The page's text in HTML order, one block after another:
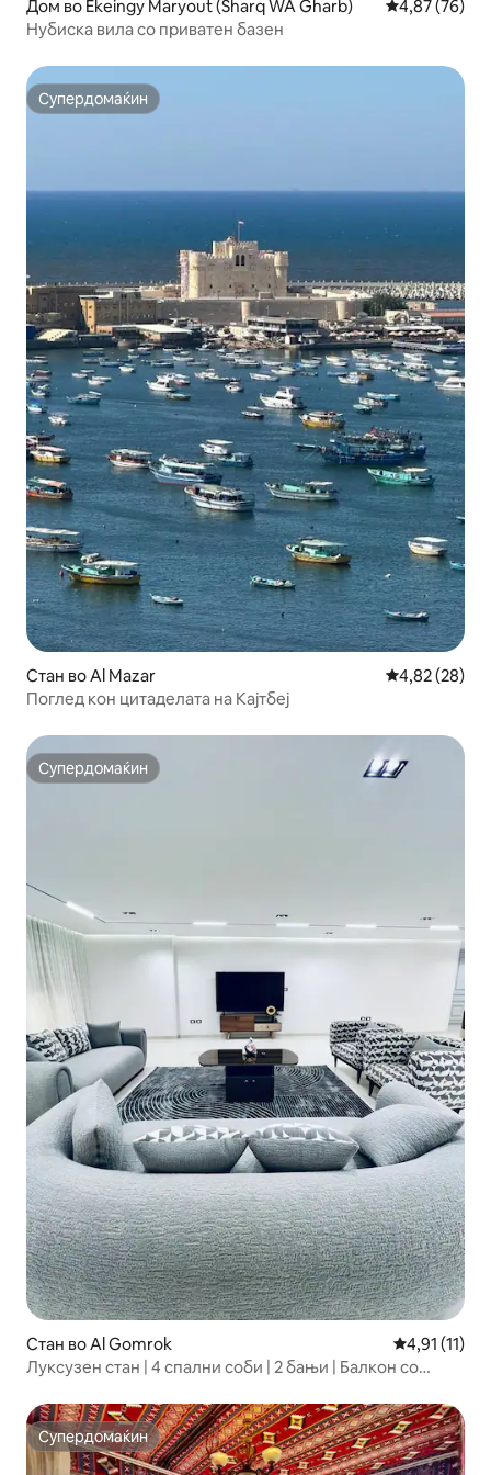
Дом во Ekeingy Maryout (Sharq WA Gharb) Просечна
4,87 (76)
Нубиска вила со приватен базен
Супердомаќин
Супердомаќин
Стан во Al Mazar Просечна
4,82 (28)
Поглед кон цитаделата на Кајтбеј
Супердомаќин
Супердомаќин
Стан во Al Gomrok Просечна
4,91 (11)
Луксузен стан | 4 спални соби | 2 бањи | Балкон со
Супердомаќин
Супердомаќин